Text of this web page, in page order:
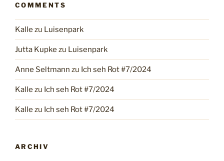
COMMENTS
Kalle zu Luisenpark
Jutta Kupke zu Luisenpark
Anne Seltmann zu Ich seh Rot #7/2024
Kalle zu Ich seh Rot #7/2024
Kalle zu Ich seh Rot #7/2024
ARCHIV